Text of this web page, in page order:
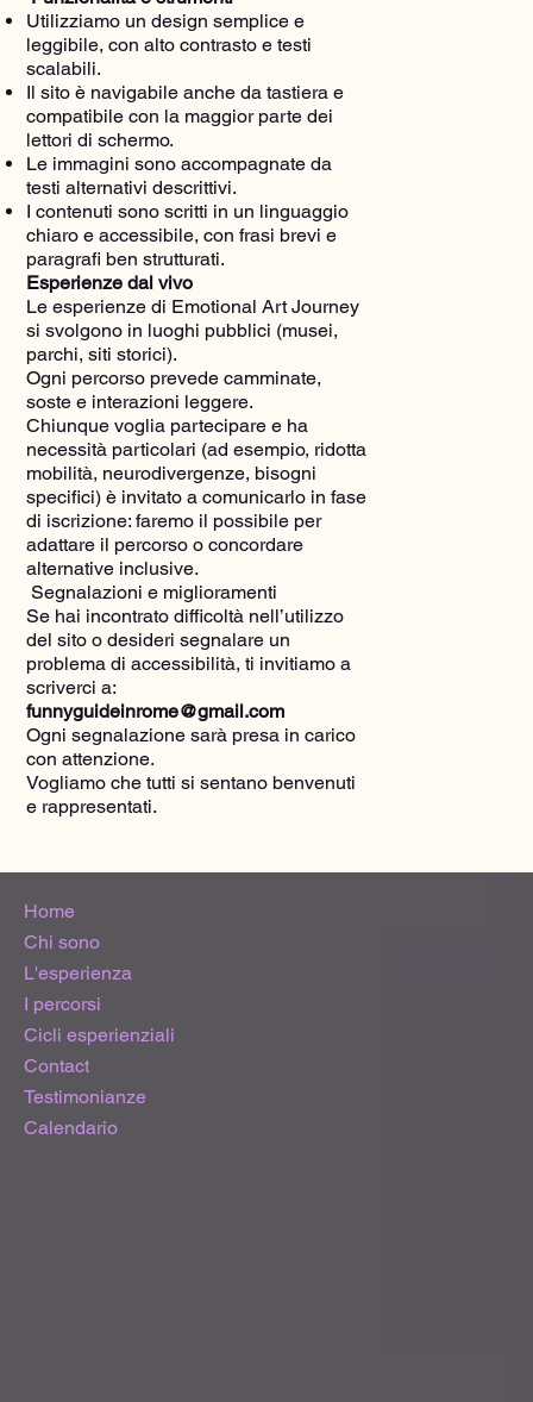
Utilizziamo un design semplice e
leggibile, con alto contrasto e testi
scalabili.
Il sito è navigabile anche da tastiera e
compatibile con la maggior parte dei
lettori di schermo.
Le immagini sono accompagnate da
testi alternativi descrittivi.
I contenuti sono scritti in un linguaggio
chiaro e accessibile, con frasi brevi e
paragrafi ben strutturati.
Esperienze dal vivo
Le esperienze di Emotional Art Journey
si svolgono in luoghi pubblici (musei,
parchi, siti storici).
Ogni percorso prevede camminate,
soste e interazioni leggere.
Chiunque voglia partecipare e ha
necessità particolari (ad esempio, ridotta
mobilità, neurodivergenze, bisogni
specifici) è invitato a comunicarlo in fase
di iscrizione: faremo il possibile per
adattare il percorso o concordare
alternative inclusive.
Segnalazioni e miglioramenti
Se hai incontrato difficoltà nell’utilizzo
del sito o desideri segnalare un
problema di accessibilità, ti invitiamo a
scriverci a:
funnyguideinrome@gmail.com
Ogni segnalazione sarà presa in carico
con attenzione.
Vogliamo che tutti si sentano benvenuti
e rappresentati.
Home
Chi sono
L'esperienza
I percorsi
Cicli esperienziali
Contact
Testimonianze
Calendario